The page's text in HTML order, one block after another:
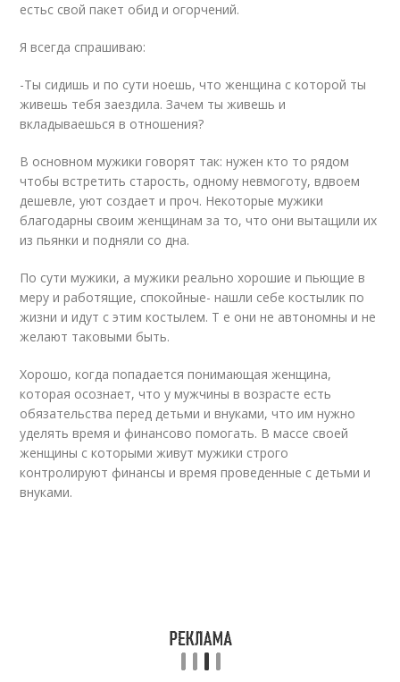
естьс свой пакет обид и огорчений.
Я всегда спрашиваю:
-Ты сидишь и по сути ноешь, что женщина с которой ты
живешь тебя заездила. Зачем ты живешь и
вкладываешься в отношения?
В основном мужики говорят так: нужен кто то рядом
чтобы встретить старость, одному невмоготу, вдвоем
дешевле, уют создает и проч. Некоторые мужики
благодарны своим женщинам за то, что они вытащили их
из пьянки и подняли со дна.
По сути мужики, а мужики реально хорошие и пьющие в
меру и работящие, спокойные- нашли себе костылик по
жизни и идут с этим костылем. Т е они не автономны и не
желают таковыми быть.
Хорошо, когда попадается понимающая женщина,
которая осознает, что у мужчины в возрасте есть
обязательства перед детьми и внуками, что им нужно
уделять время и финансово помогать. В массе своей
женщины с которыми живут мужики строго
контролируют финансы и время проведенные с детьми и
внуками.